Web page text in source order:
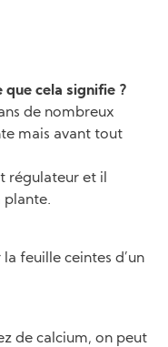
que cela signifie ?
de nombreux
mais avant tout
régulateur et il
plante.
la feuille ceintes d’un
de calcium, on peut